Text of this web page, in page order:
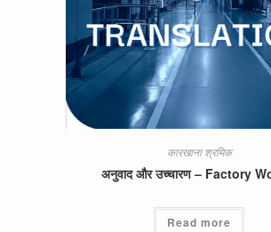
कारखाना श्रमिक
अनुवाद और उच्चारण – Factory
Read more